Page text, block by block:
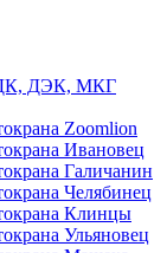
ДЭК, МКГ
Zoomlion
Ивановец
Галичанин
Челябинец
Клинцы
Ульяновец